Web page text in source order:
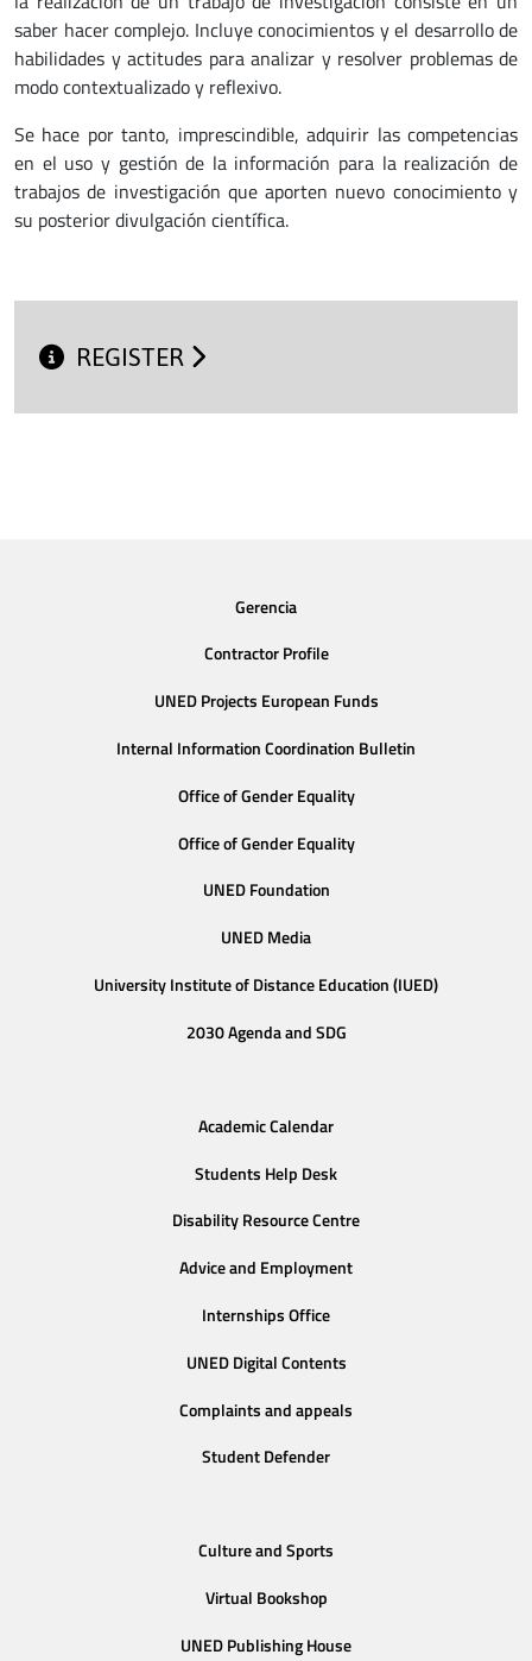
saber hacer complejo. Incluye conocimientos y el desarrollo de
habilidades y actitudes para analizar y resolver problemas de
modo contextualizado y reflexivo.
Se hace por tanto, imprescindible, adquirir las competencias
en el uso y gestión de la información para la realización de
trabajos de investigación que aporten nuevo conocimiento y
su posterior divulgación científica.
REGISTER
Gerencia
Contractor Profile
UNED Projects European Funds
Internal Information Coordination Bulletin
Office of Gender Equality
Office of Gender Equality
UNED Foundation
UNED Media
University Institute of Distance Education (IUED)
2030 Agenda and SDG
Academic Calendar
Students Help Desk
Disability Resource Centre
Advice and Employment
Internships Office
UNED Digital Contents
Complaints and appeals
Student Defender
Culture and Sports
Virtual Bookshop
UNED Publishing House